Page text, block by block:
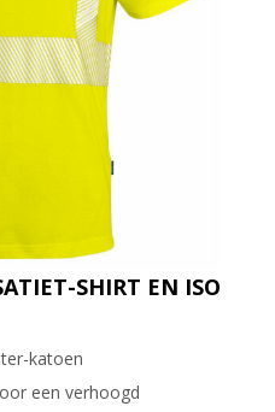
SHIRT EN ISO
katoen
een verhoogd